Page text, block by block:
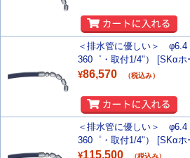
＜排水管に優しい＞
360゜・取付1/4"） [SKαホ
¥86,570 （税込み）
＜排水管に優しい＞
360゜・取付1/4"） [SKαホ
¥115,500 （税込み）